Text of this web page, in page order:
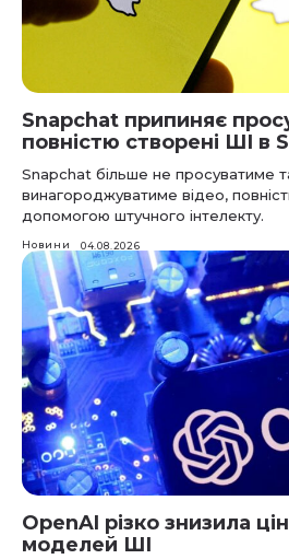
Snapchat припиняє
повністю створені ШІ в
Snapchat більше не просуватиме
винагороджуватиме відео,
допомогою штучного інтелекту.
Новини 04.08.2026
OpenAI різко знизила
моделей ШІ